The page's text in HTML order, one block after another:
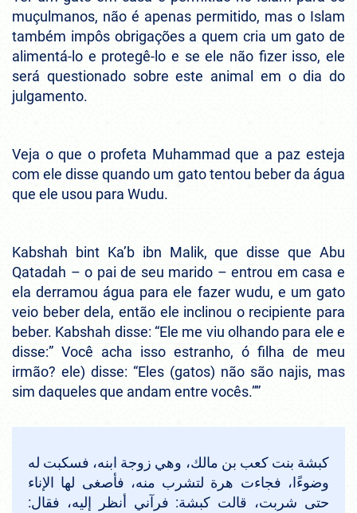
muçulmanos, não é apenas permitido, mas o Islam
também impôs obrigações a quem cria um gato de
alimentá-lo e protegê-lo e se ele não fizer isso, ele
será questionado sobre este animal em o dia do
julgamento.
Veja o que o profeta Muhammad que a paz esteja
com ele disse quando um gato tentou beber da água
que ele usou para Wudu.
Kabshah bint Ka’b ibn Malik, que disse que Abu
Qatadah – o pai de seu marido – entrou em casa e
ela derramou água para ele fazer wudu, e um gato
veio beber dela, então ele inclinou o recipiente para
beber. Kabshah disse: “Ele me viu olhando para ele e
disse:” Você acha isso estranho, ó filha de meu
irmão? ele) disse: “Eles (gatos) não são najis, mas
sim daqueles que andam entre vocês.””
كبشة بنت كعب بن مالك، وهي زوجة ابنه، فسكبت له
وضوءًا، فجاءت هرة لتشرب منه، فأصغى لها الإناء
حتى شربت، قالت كبشة: فرآني أنظر إليه، فقال: